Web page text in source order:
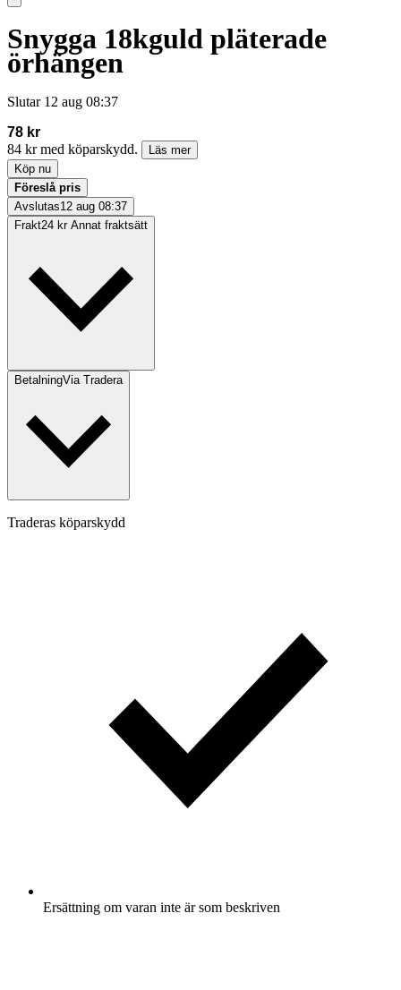
Snygga 18kguld pläterade
örhängen
Slutar 12 aug 08:37
78 kr
84 kr med köparskydd.
Läs mer
Köp nu
Föreslå pris
Avslutas12 aug 08:37
Frakt24 kr Annat fraktsätt
BetalningVia Tradera
Traderas köparskydd
Ersättning om varan inte är som beskriven